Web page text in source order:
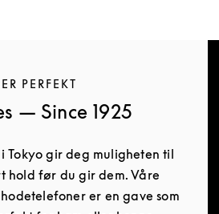
PERFEKT
— Since 1925
Tokyo gir deg muligheten til
hold før du gir dem. Våre
er en gave som